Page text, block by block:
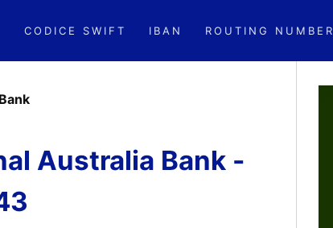
CODICE SWIFT IBAN ROUTING NUMBER
Australia Bank -